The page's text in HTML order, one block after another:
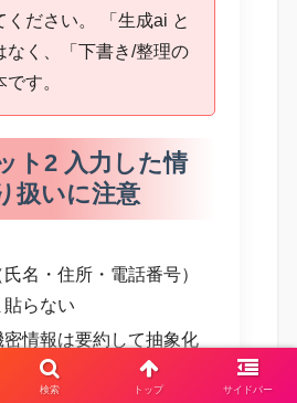
ください。 「生成ai と
なく、「下書き/整理の
す。
ト2 入力した情
扱いに注意
名・住所・電話番号）
貼らない
情報は要約して抽象化
談する
検索 トップ サイドバー